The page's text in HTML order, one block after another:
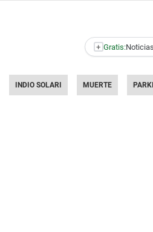
+ Gratis:
INDIO SOLARI MUERTE